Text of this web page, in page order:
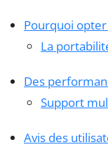
Pourquoi
La
Des
Support
Avis des